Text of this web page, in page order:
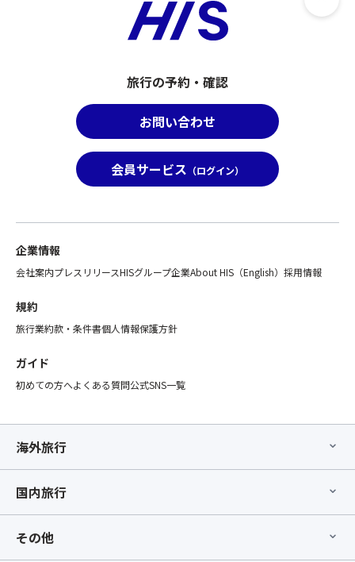
旅行の予約・確認
お問い合わせ
会員サービス （ログイン）
企業情報
会社案内プレスリリースHISグループ企業About HIS（English） 採用情報
規約
旅行業約款・条件書個人情報保護方針
ガイド
初めての方へよくある質問公式SNS一覧
海外旅行
国内旅行
その他